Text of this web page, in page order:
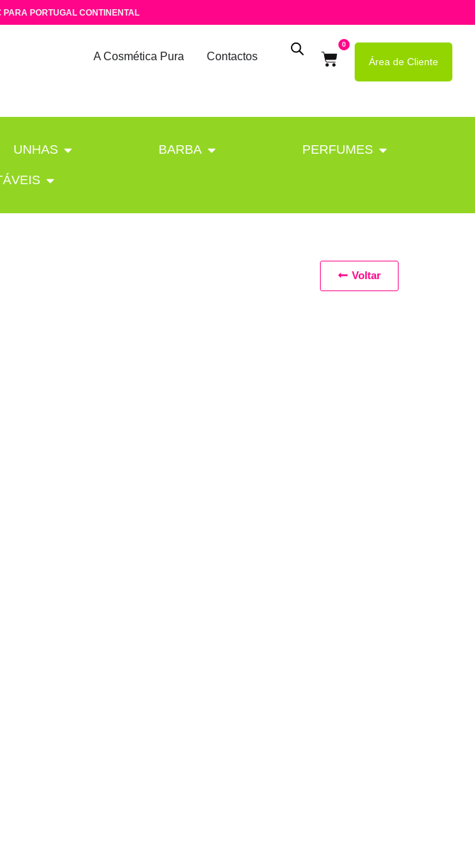
PORTUGAL CONTINENTAL
A Cosmética Pura Contactos
0
Área de Cliente
UNHAS BARBA PERFUMES
Voltar